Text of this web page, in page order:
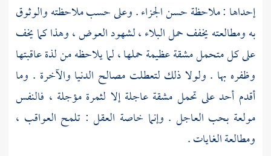
إحداها : ملاحظة حسن الجزاء . وعلى حسب ملاحظته والوثوق
به ومطالعته يخفف حمل البلاء ، لشهود العوض ، وهذا كما يخف
على كل متحمل مشقة عظيمة حملها ، لما يلاحظه من لذة عاقبتها
وظفره بها . ولولا ذلك لتعطلت مصالح الدنيا والآخرة . وما
أقدم أحد على تحمل مشقة عاجلة إلا لثمرة مؤجلة ، فالنفس
مولعة بحب العاجل . وإنما خاصة العقل : تلمح العواقب ،
ومطالعة الغايات .